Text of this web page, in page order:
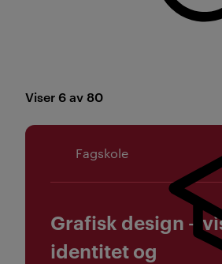
Viser 6 av 80
Grafisk design –
identitet og
Fagskole